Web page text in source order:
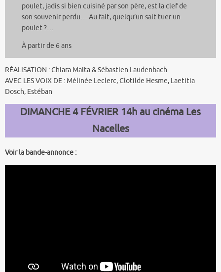
poulet, jadis si bien cuisiné par son père, est la clef de
son souvenir perdu… Au fait, quelqu’un sait tuer un
poulet ?…
À partir de 6 ans
RÉALISATION : Chiara Malta & Sébastien Laudenbach
AVEC LES VOIX DE : Mélinée Leclerc, Clotilde Hesme, Laetitia
Dosch, Estéban
DIMANCHE 4 FÉVRIER 14h au cinéma Les
Nacelles
Voir la bande-annonce :